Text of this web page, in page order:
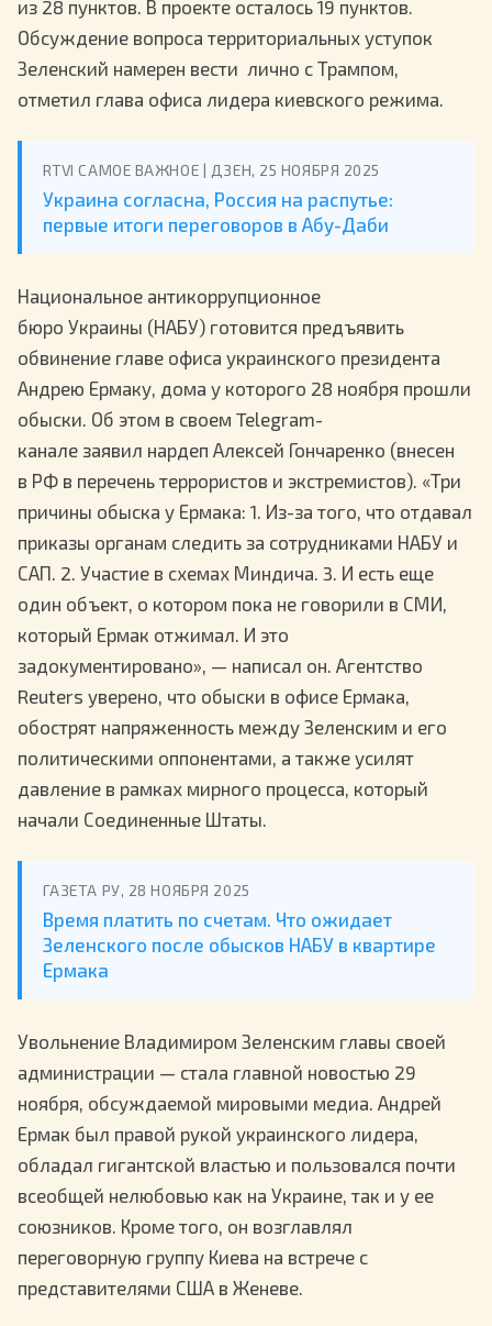
из 28 пунктов. В проекте осталось 19 пунктов.
Обсуждение вопроса территориальных уступок
Зеленский намерен вести лично с Трампом,
отметил глава офиса лидера киевского режима.
RTVI САМОЕ ВАЖНОЕ | ДЗЕН, 25 НОЯБРЯ 2025
Украина согласна, Россия на распутье:
первые итоги переговоров в Абу-Даби
Национальное антикоррупционное
бюро Украины (НАБУ) готовится предъявить
обвинение главе офиса украинского президента
Андрею Ермаку, дома у которого 28 ноября прошли
обыски. Об этом в своем Telegram-
канале заявил нардеп Алексей Гончаренко (внесен
в РФ в перечень террористов и экстремистов). «Три
причины обыска у Ермака: 1. Из-за того, что отдавал
приказы органам следить за сотрудниками НАБУ и
САП. 2. Участие в схемах Миндича. 3. И есть еще
один объект, о котором пока не говорили в СМИ,
который Ермак отжимал. И это
задокументировано», — написал он. Агентство
Reuters уверено, что обыски в офисе Ермака,
обострят напряженность между Зеленским и его
политическими оппонентами, а также усилят
давление в рамках мирного процесса, который
начали Соединенные Штаты.
ГАЗЕТА РУ, 28 НОЯБРЯ 2025
Время платить по счетам. Что ожидает
Зеленского после обысков НАБУ в квартире
Ермака
Увольнение Владимиром Зеленским главы своей
администрации — стала главной новостью 29
ноября, обсуждаемой мировыми медиа. Андрей
Ермак был правой рукой украинского лидера,
обладал гигантской властью и пользовался почти
всеобщей нелюбовью как на Украине, так и у ее
союзников. Кроме того, он возглавлял
переговорную группу Киева на встрече с
представителями США в Женеве.